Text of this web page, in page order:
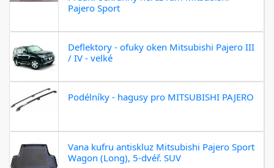
Pajero Sport
Deflektory - ofuky oken Mitsubishi Pajero III
/ IV - velké
Podélníky - hagusy pro MITSUBISHI PAJERO
Vana kufru antiskluz Mitsubishi Pajero Sport
Wagon (Long), 5-dvéř. SUV